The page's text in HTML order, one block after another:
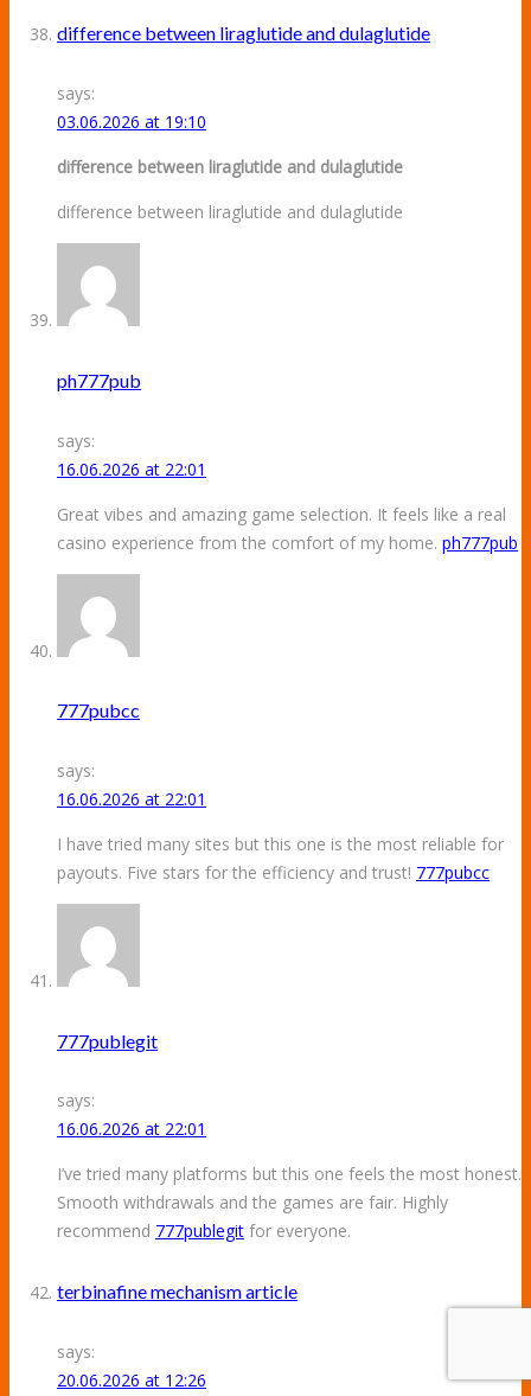
difference between liraglutide and dulaglutide
says:
03.06.2026 at 19:10
difference between liraglutide and dulaglutide
difference between liraglutide and dulaglutide
ph777pub
says:
16.06.2026 at 22:01
Great vibes and amazing game selection. It feels like a real
casino experience from the comfort of my home. ph777pub
777pubcc
says:
16.06.2026 at 22:01
I have tried many sites but this one is the most reliable for
payouts. Five stars for the efficiency and trust! 777pubcc
777publegit
says:
16.06.2026 at 22:01
I’ve tried many platforms but this one feels the most honest.
Smooth withdrawals and the games are fair. Highly
recommend 777publegit for everyone.
terbinafine mechanism article
says:
20.06.2026 at 12:26